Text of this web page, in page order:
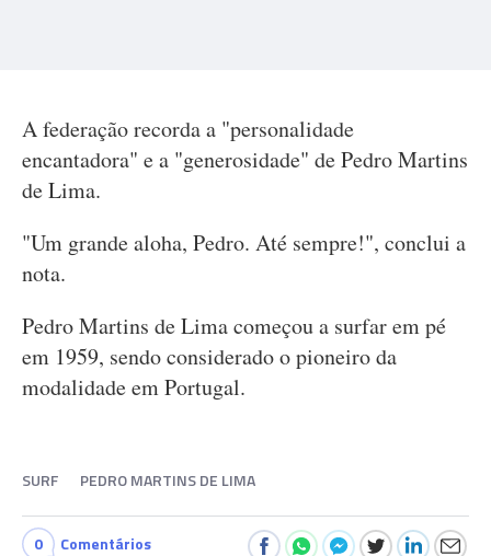
A federação recorda a "personalidade
encantadora" e a "generosidade" de Pedro Martins
de Lima.
"Um grande aloha, Pedro. Até sempre!", conclui a
nota.
Pedro Martins de Lima começou a surfar em pé
em 1959, sendo considerado o pioneiro da
modalidade em Portugal.
SURF PEDRO MARTINS DE LIMA
0 Comentários